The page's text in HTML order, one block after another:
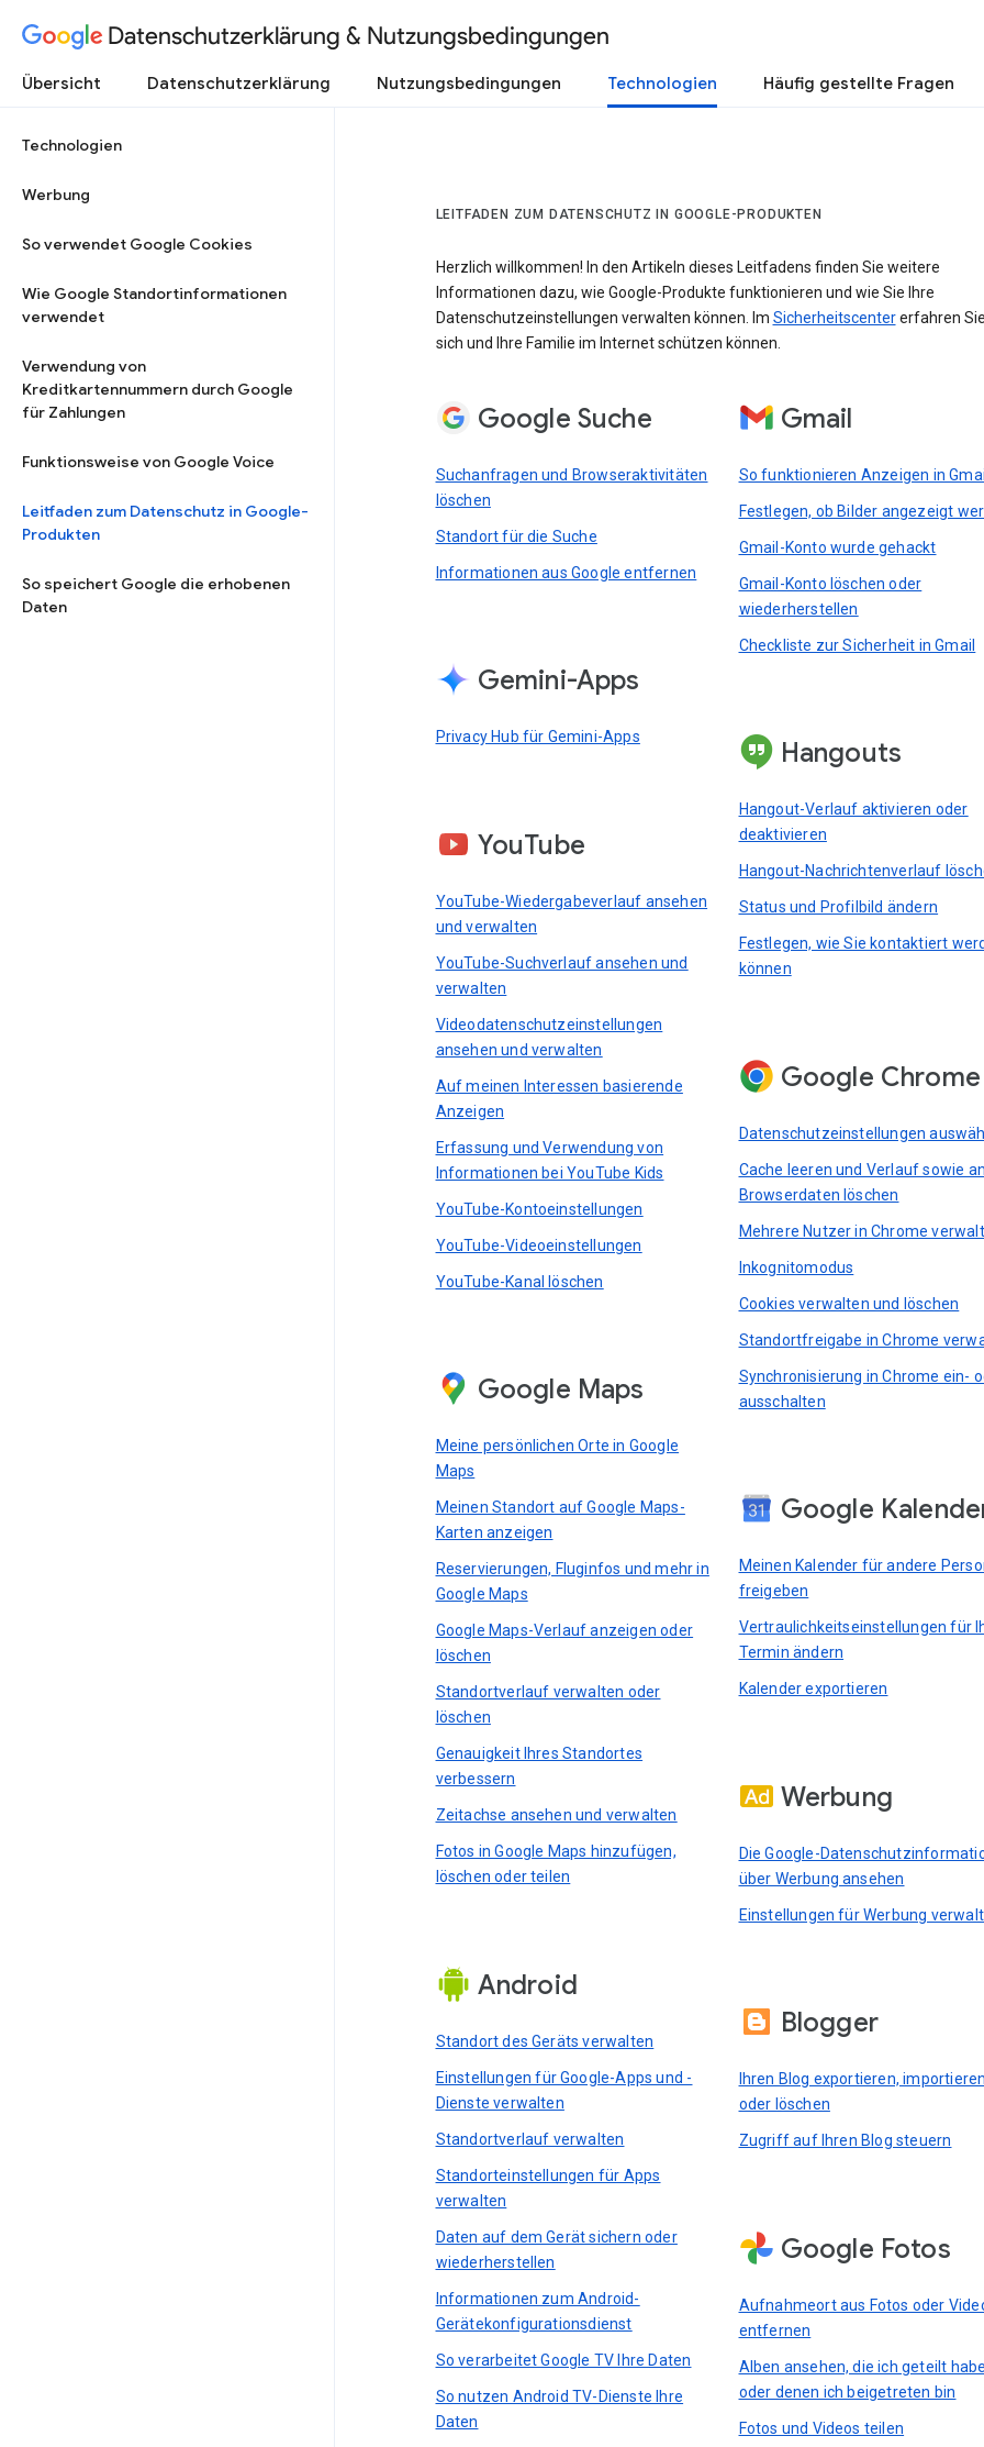
Datenschutzerklärung & Nutzungsbedingungen
Übersicht Datenschutzerklärung Nutzungsbedingungen Technologien Häufig gestellte Fragen
Technologien
Werbung
So verwendet Google Cookies
Wie Google Standortinformationen
verwendet
Verwendung von
Kreditkartennummern durch Google
für Zahlungen
Funktionsweise von Google Voice
Leitfaden zum Datenschutz in Google-
Produkten
So speichert Google die erhobenen
Daten
LEITFADEN ZUM DATENSCHUTZ IN GOOGLE-PRODUKTEN
Herzlich willkommen! In den Artikeln dieses Leitfadens finden Sie weitere
Informationen dazu, wie Google-Produkte funktionieren und wie Sie Ihre
Datenschutzeinstellungen verwalten können. Im Sicherheitscentererfahren
sich und Ihre Familie im Internet schützen können.
Google Suche
Suchanfragen und Browseraktivitäten
löschen
Standort für die Suche
Informationen aus Google entfernen
Gemini-Apps
Privacy Hub für Gemini-Apps
YouTube
YouTube-Wiedergabeverlauf ansehen
und verwalten
YouTube-Suchverlauf ansehen und
verwalten
Videodatenschutzeinstellungen
ansehen und verwalten
Auf meinen Interessen basierende
Anzeigen
Erfassung und Verwendung von
Informationen bei YouTube Kids
YouTube-Kontoeinstellungen
YouTube-Videoeinstellungen
YouTube-Kanal löschen
Google Maps
Meine persönlichen Orte in Google
Maps
Meinen Standort auf Google Maps-
Karten anzeigen
Reservierungen, Fluginfos und mehr in
Google Maps
Google Maps-Verlauf anzeigen oder
löschen
Standortverlauf verwalten oder
löschen
Genauigkeit Ihres Standortes
verbessern
Zeitachse ansehen und verwalten
Fotos in Google Maps hinzufügen,
löschen oder teilen
Android
Standort des Geräts verwalten
Einstellungen für Google-Apps und -
Dienste verwalten
Standortverlauf verwalten
Standorteinstellungen für Apps
verwalten
Daten auf dem Gerät sichern oder
wiederherstellen
Informationen zum Android-
Gerätekonfigurationsdienst
So verarbeitet Google TV Ihre Daten
So nutzen Android TV-Dienste Ihre
Daten
Gmail
So funktionieren Anzeigen in Gmail
Festlegen, ob Bilder angezeigt
Gmail-Konto wurde gehackt
Gmail-Konto löschen oder
wiederherstellen
Checkliste zur Sicherheit in Gmail
Hangouts
Hangout-Verlauf aktivieren oder
deaktivieren
Hangout-Nachrichtenverlauf
Status und Profilbild ändern
Festlegen, wie Sie kontaktiert
können
Google Chrome
Datenschutzeinstellungen
Cache leeren und Verlauf sowie
Browserdaten löschen
Mehrere Nutzer in Chrome
Inkognitomodus
Cookies verwalten und löschen
Standortfreigabe in Chrome
Synchronisierung in Chrome ein-
ausschalten
Google
Meinen Kalender für andere
freigeben
Vertraulichkeitseinstellungen für
Termin ändern
Kalender exportieren
Werbung
Die Google-
über Werbung ansehen
Einstellungen für Werbung
Blogger
Ihren Blog exportieren, importieren
oder löschen
Zugriff auf Ihren Blog steuern
Google Fotos
Aufnahmeort aus Fotos oder
entfernen
Alben ansehen, die ich geteilt habe
oder denen ich beigetreten bin
Fotos und Videos teilen